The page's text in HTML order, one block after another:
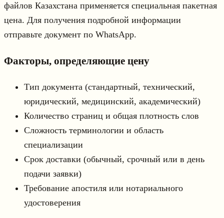
файлов Казахстана применяется специальная пакетная
цена. Для получения подробной информации
отправьте документ по WhatsApp.
Факторы, определяющие цену
Тип документа (стандартный, технический,
юридический, медицинский, академический)
Количество страниц и общая плотность слов
Сложность терминологии и область
специализации
Срок доставки (обычный, срочный или в день
подачи заявки)
Требование апостиля или нотариального
удостоверения